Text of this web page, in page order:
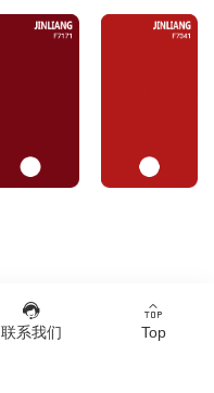

联系我们

Top